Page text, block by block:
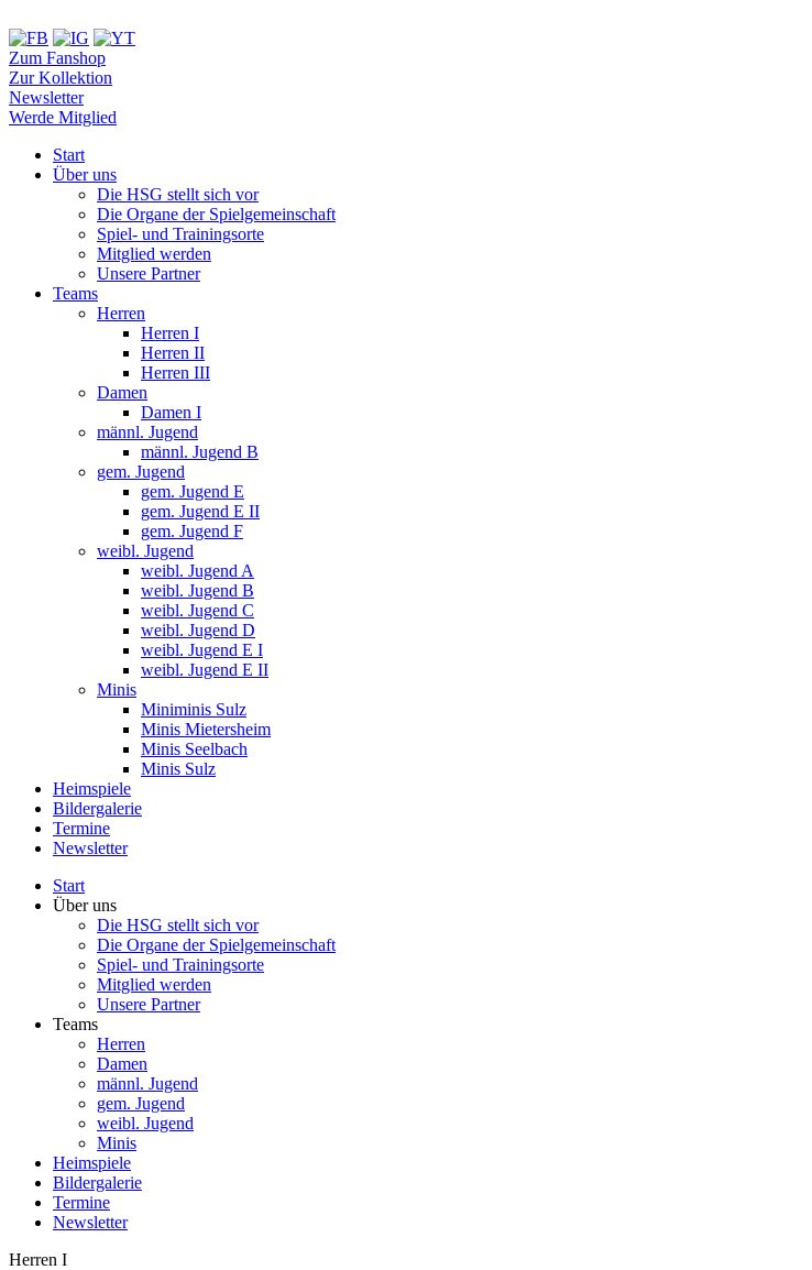
Zum Fanshop
Zur Kollektion
Newsletter
Werde Mitglied
Start
Über uns
Die HSG stellt sich vor
Die Organe der Spielgemeinschaft
Spiel- und Trainingsorte
Mitglied werden
Unsere Partner
Teams
Herren
Herren I
Herren II
Herren III
Damen
Damen I
männl. Jugend
männl. Jugend B
gem. Jugend
gem. Jugend E
gem. Jugend E II
gem. Jugend F
weibl. Jugend
weibl. Jugend A
weibl. Jugend B
weibl. Jugend C
weibl. Jugend D
weibl. Jugend E I
weibl. Jugend E II
Minis
Miniminis Sulz
Minis Mietersheim
Minis Seelbach
Minis Sulz
Heimspiele
Bildergalerie
Termine
Newsletter
Start
Über uns
Die HSG stellt sich vor
Die Organe der Spielgemeinschaft
Spiel- und Trainingsorte
Mitglied werden
Unsere Partner
Teams
Herren
Damen
männl. Jugend
gem. Jugend
weibl. Jugend
Minis
Heimspiele
Bildergalerie
Termine
Newsletter
Herren I